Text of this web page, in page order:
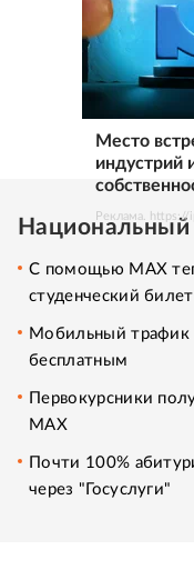
Место
индустрий
Реклама. https://
С помощью MAX
студенческий билет
Мобильный трафик
бесплатным
Первокурсники
MAX
Почти 100%
через "Госуслуги"